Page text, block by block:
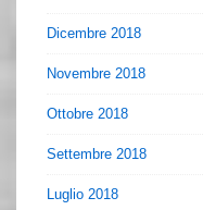
Dicembre 2018
Novembre 2018
Ottobre 2018
Settembre 2018
Luglio 2018